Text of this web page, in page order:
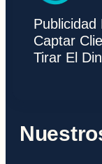
Publicidad
Captar
Tirar El